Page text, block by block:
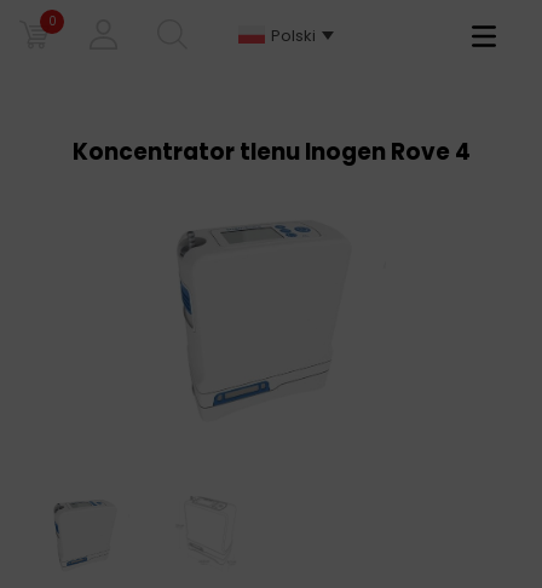
0
Polski
Primary
Koncentrator tlenu Inogen Rove 4